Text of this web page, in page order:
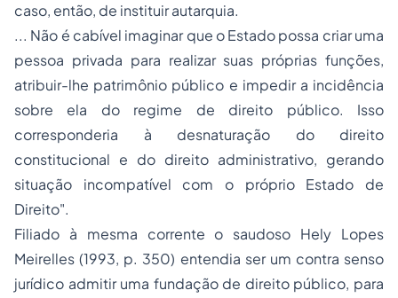
caso, então, de instituir autarquia.
... Não é cabível imaginar que o Estado possa criar uma
pessoa privada para realizar suas próprias funções,
atribuir-lhe patrimônio público e impedir a incidência
sobre ela do regime de direito público. Isso
corresponderia à desnaturação do direito
constitucional e do direito administrativo, gerando
situação incompatível com o próprio Estado de
Direito".
Filiado à mesma corrente o saudoso Hely Lopes
Meirelles (1993, p. 350) entendia ser um contra senso
jurídico admitir uma fundação de direito público, para